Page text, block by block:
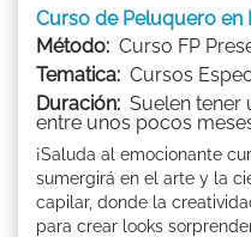
Curso de Peluquero en
Método: Curso FP
Tematica: Cursos
Duración: Suelen tener
entre unos pocos
¡Saluda al emocionante
sumergirá en el arte y la
capilar, donde la
para crear looks